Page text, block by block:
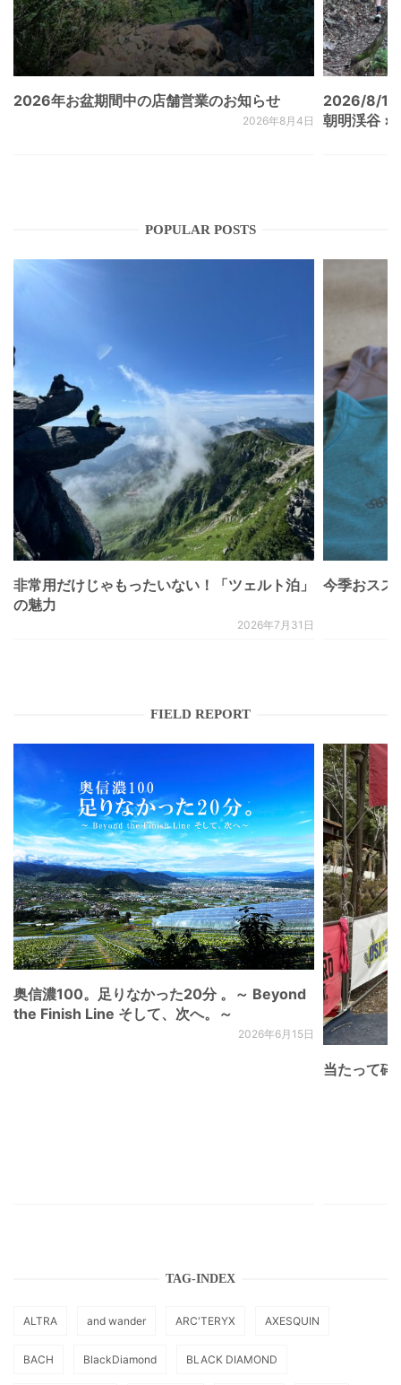
2026年お盆期間中の店舗営業のお知らせ
2026年8月4日
2026/8/
朝明渓谷 ×
POPULAR POSTS
非常用だけじゃもったいない！「ツェルト泊」
の魅力
2026年7月31日
今季おスス
FIELD REPORT
奥信濃100。足りなかった20分 。～ Beyond
the Finish Line そして、次へ。～
2026年6月15日
当たって砕
TAG-INDEX
ALTRA and wander ARC'TERYX AXESQUIN
BACH BlackDiamond BLACK DIAMOND